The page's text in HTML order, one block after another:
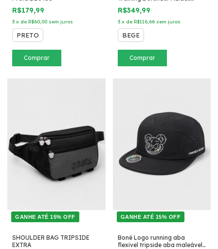
R$179,99
3 x de R$60,00 sem juros
PRETO
Comprar
Bege areia
R$349,99
3 x de R$116,66 sem juros
BEGE
Comprar
GANHE ATÉ 15% OFF
SHOULDER BAG TRIPSIDE
EXTRA
GANHE ATÉ 15% OFF
Boné Logo running aba
flexivel tripside aba maleável